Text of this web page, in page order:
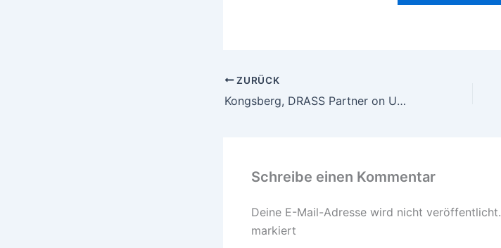
ZURÜCK
Kongsberg, DRASS Partner on Underwater Defense Systems
Schreibe einen Kommentar
Deine E-Mail-Adresse wird nicht veröffentlicht.
markiert